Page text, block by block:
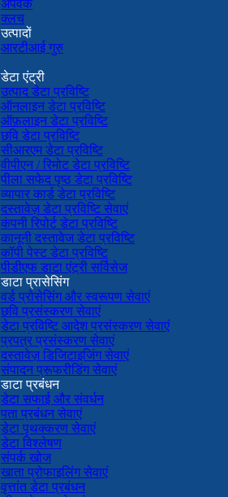
अपवर्क
क्लच
उत्पादों
आरटीआई गुरु
डेटा एंट्री
उत्पाद डेटा प्रविष्टि
ऑनलाइन डेटा प्रविष्टि
ऑफ़लाइन डेटा प्रविष्टि
छवि डेटा प्रविष्टि
सीआरएम डेटा प्रविष्टि
वीपीएन / रिमोट डेटा प्रविष्टि
पीला सफेद पृष्ठ डेटा प्रविष्टि
व्यापार कार्ड डेटा प्रविष्टि
दस्तावेज़ डेटा प्रविष्टि सेवाएं
कंपनी रिपोर्ट डेटा प्रविष्टि
कानूनी दस्तावेज डेटा प्रविष्टि
कॉपी पेस्ट डेटा प्रविष्टि
पीडीएफ डाटा एंट्री सर्विसेज
डाटा प्रासेसिंग
वर्ड प्रोसेसिंग और स्वरूपण सेवाएं
छवि प्रसंस्करण सेवाएं
डेटा प्रविष्टि आदेश प्रसंस्करण सेवाएं
प्रपत्र प्रसंस्करण सेवाएं
दस्तावेज़ डिजिटाइजिंग सेवाएं
संपादन प्रूफरीडिंग सेवाएं
डाटा प्रबंधन
डेटा सफाई और संवर्धन
पता प्रबंधन सेवाएं
डेटा पृथक्करण सेवाएं
डेटा विश्लेषण
संपर्क खोज
खाता प्रोफाइलिंग सेवाएं
वृत्तांत डेटा प्रबंधन